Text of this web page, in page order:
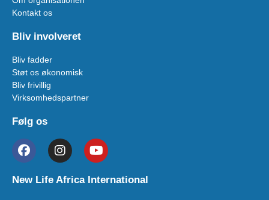
Kontakt os
Bliv involveret
Bliv fadder
Støt os økonomisk
Bliv frivillig
Virksomhedspartner
Følg os
New Life Africa International